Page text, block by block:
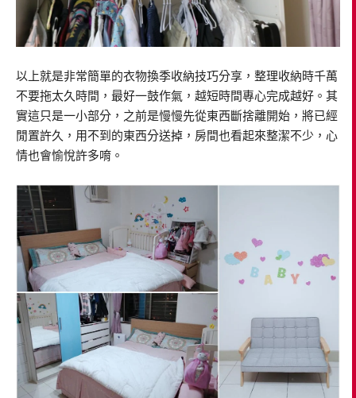
以上就是非常簡單的衣物換季收納技巧分享，整理收納時千萬
不要拖太久時間，最好一鼓作氣，越短時間專心完成越好。其
實這只是一小部分，之前是慢慢先從東西斷捨離開始，將已經
閒置許久，用不到的東西分送掉，房間也看起來整潔不少，心
情也會愉悅許多唷。